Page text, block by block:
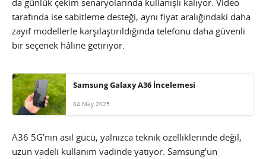
da günlük çekim senaryolarında kullanışlı kalıyor. Video
tarafında ise sabitleme desteği, aynı fiyat aralığındaki daha
zayıf modellerle karşılaştırıldığında telefonu daha güvenli
bir seçenek hâline getiriyor.
Samsung Galaxy A36 İncelemesi
04 May 2025
A36 5G’nin asıl gücü, yalnızca teknik özelliklerinde değil,
uzun vadeli kullanım vadinde yatıyor. Samsung’un